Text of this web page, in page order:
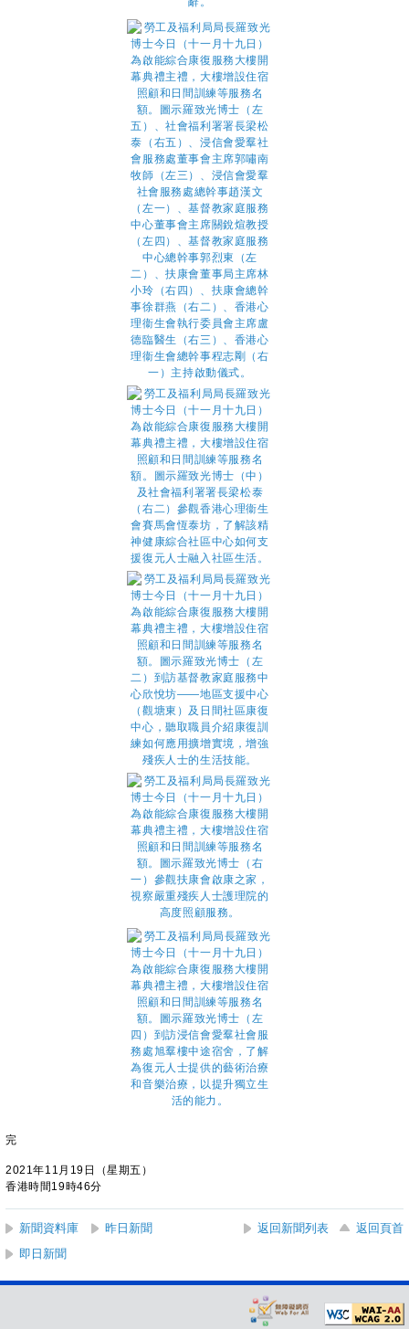
完
2021年11月19日（星期五）
香港時間19時46分
新聞資料庫 昨日新聞 返回新聞列表
返回頁首
即日新聞